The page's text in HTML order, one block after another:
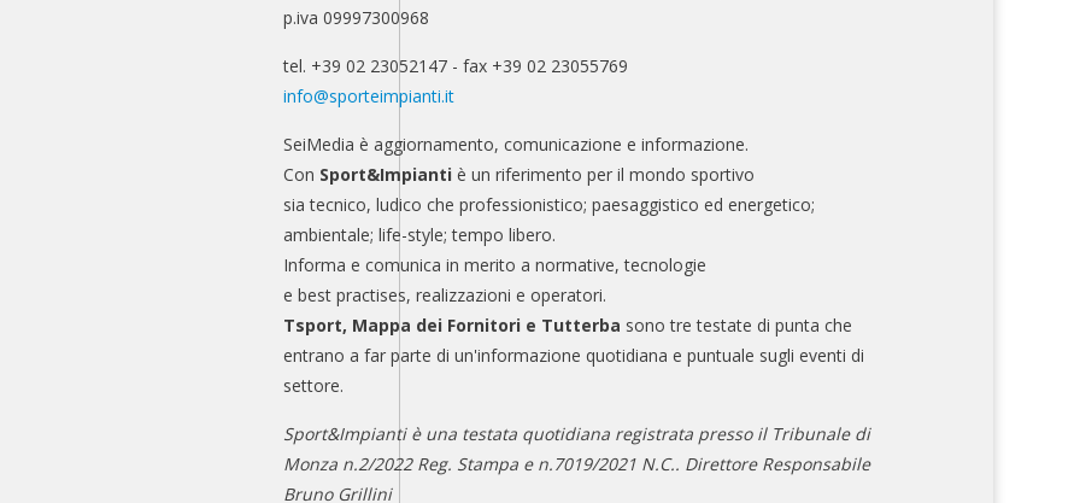
p.iva 09997300968
tel. +39 02 23052147 - fax +39 02 23055769
info@sporteimpianti.it
SeiMedia è aggiornamento, comunicazione e informazione.
Con Sport&Impianti è un riferimento per il mondo sportivo
sia tecnico, ludico che professionistico; paesaggistico ed energetico;
ambientale; life-style; tempo libero.
Informa e comunica in merito a normative, tecnologie
e best practises, realizzazioni e operatori.
Tsport, Mappa dei Fornitori e Tutterba sono tre testate di punta che
entrano a far parte di un'informazione quotidiana e puntuale sugli eventi di
settore.
Sport&Impianti è una testata quotidiana registrata presso il Tribunale di
Monza n.2/2022 Reg. Stampa e n.7019/2021 N.C.. Direttore Responsabile
Bruno Grillini